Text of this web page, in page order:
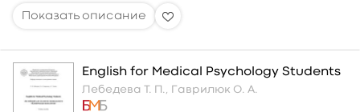
English for Medical Psychology Students
Лебедева Т. П., Гаврилюк О. А.